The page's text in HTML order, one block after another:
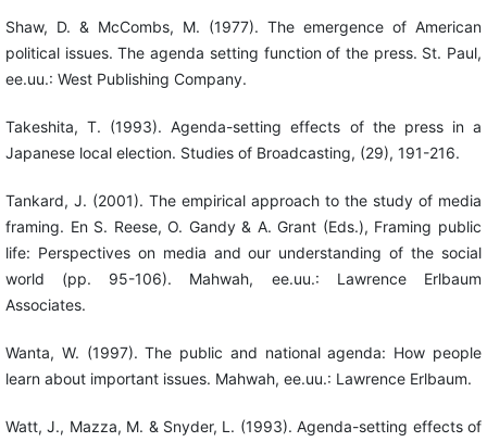
Shaw, D. & McCombs, M. (1977). The emergence of American
political issues. The agenda setting function of the press. St. Paul,
ee.uu.: West Publishing Company.
Takeshita, T. (1993). Agenda-setting effects of the press in a
Japanese local election. Studies of Broadcasting, (29), 191-216.
Tankard, J. (2001). The empirical approach to the study of media
framing. En S. Reese, O. Gandy & A. Grant (Eds.), Framing public
life: Perspectives on media and our understanding of the social
world (pp. 95-106). Mahwah, ee.uu.: Lawrence Erlbaum
Associates.
Wanta, W. (1997). The public and national agenda: How people
learn about important issues. Mahwah, ee.uu.: Lawrence Erlbaum.
Watt, J., Mazza, M. & Snyder, L. (1993). Agenda-setting effects of